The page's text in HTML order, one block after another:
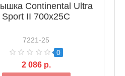
Continental Ultra
Sport II 700x25C
7221-25
0
2 086 р.